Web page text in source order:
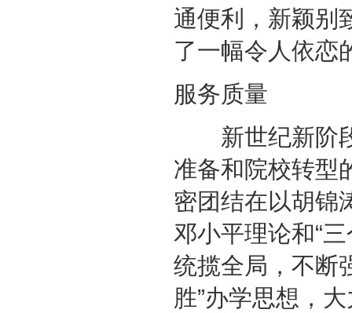
通便利，新颖别
了一幅令人依恋
服务质量
新世纪新阶段
准备和院校转型
密团结在以胡锦
邓小平理论和“
统揽全局，不断
胜”办学思想，